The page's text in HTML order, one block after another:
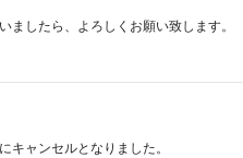
したら、よろしくお願い致します。
ャンセルとなりました。